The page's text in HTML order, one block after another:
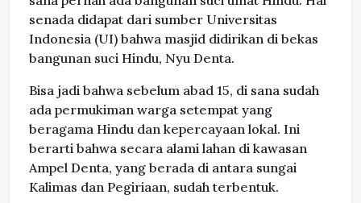
senada didapat dari sumber Universitas
Indonesia (UI) bahwa masjid didirikan di bekas
bangunan suci Hindu, Nyu Denta.
Bisa jadi bahwa sebelum abad 15, di sana sudah
ada permukiman warga setempat yang
beragama Hindu dan kepercayaan lokal. Ini
berarti bahwa secara alami lahan di kawasan
Ampel Denta, yang berada di antara sungai
Kalimas dan Pegiriaan, sudah terbentuk.